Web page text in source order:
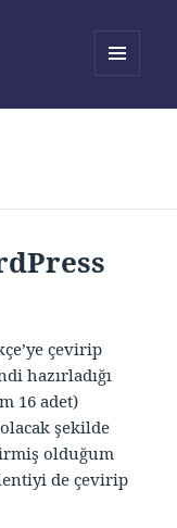
çevirip
hazırladığı
16 adet)
şekilde
olduğum
de çevirip